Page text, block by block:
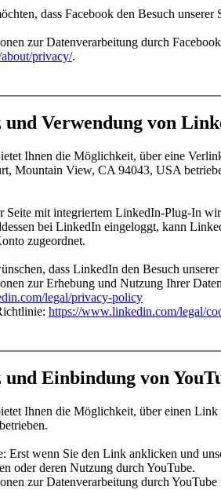
dass Facebook den Besuch
zur Datenverarbeitung durch
​­privacy/​­.
und Verwendung von
Ihnen die Möglichkeit, über eine
Mountain View, CA 94043, USA
Seite mit integriertem LinkedIn-Plug-In
bei LinkedIn eingeloggt, kann
zugeordnet.
dass LinkedIn den Besuch
zur Erhebung und Nutzung Ihrer
​­legal/​­privacy-policy
https:/​­/​­www.linkedin.com/​­legal/​­
und Einbindung von
Ihnen die Möglichkeit, über einen
Erst wenn Sie den Link anklicken und
oder deren Nutzung durch YouTube.
zur Datenverarbeitung durch